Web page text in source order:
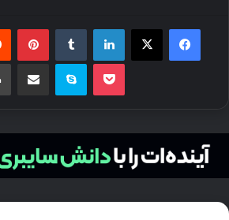
فیسبوک ایکس لینکداین پینتریست
پاکت اسکایپ